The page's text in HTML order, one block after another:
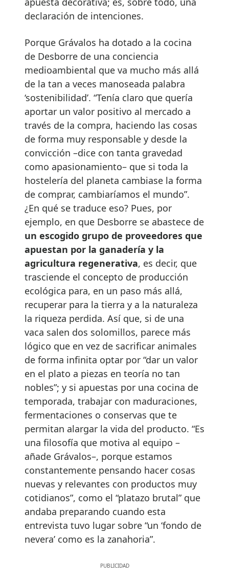
declaración de intenciones.
Porque Grávalos ha dotado a la cocina
de Desborre de una conciencia
medioambiental que va mucho más allá
de la tan a veces manoseada palabra
‘sostenibilidad’. “Tenía claro que quería
aportar un valor positivo al mercado a
través de la compra, haciendo las cosas
de forma muy responsable y desde la
convicción –dice con tanta gravedad
como apasionamiento– que si toda la
hostelería del planeta cambiase la forma
de comprar, cambiaríamos el mundo”.
¿En qué se traduce eso? Pues, por
ejemplo, en que Desborre se abastece de
un escogido grupo de proveedores que
apuestan por la ganadería y la
agricultura regenerativa, es decir, que
trasciende el concepto de producción
ecológica para, en un paso más allá,
recuperar para la tierra y a la naturaleza
la riqueza perdida. Así que, si de una
vaca salen dos solomillos, parece más
lógico que en vez de sacrificar animales
de forma infinita optar por “dar un valor
en el plato a piezas en teoría no tan
nobles”; y si apuestas por una cocina de
temporada, trabajar con maduraciones,
fermentaciones o conservas que te
permitan alargar la vida del producto. “Es
una filosofía que motiva al equipo –
añade Grávalos–, porque estamos
constantemente pensando hacer cosas
nuevas y relevantes con productos muy
cotidianos”, como el “platazo brutal” que
andaba preparando cuando esta
entrevista tuvo lugar sobre “un ‘fondo de
nevera’ como es la zanahoria”.